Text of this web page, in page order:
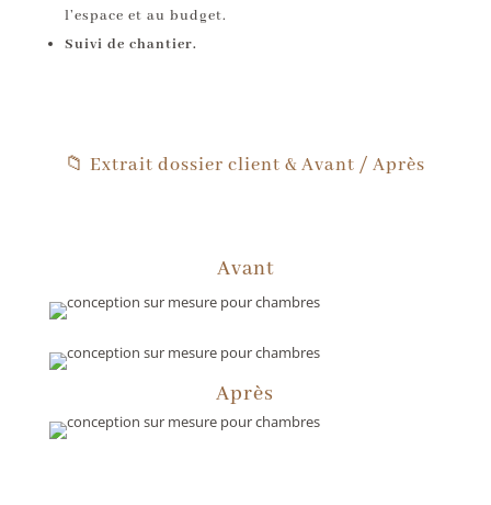
l’espace et au budget.
Suivi de chantier.
📁 Extrait dossier client & Avant / Après
Avant
Après